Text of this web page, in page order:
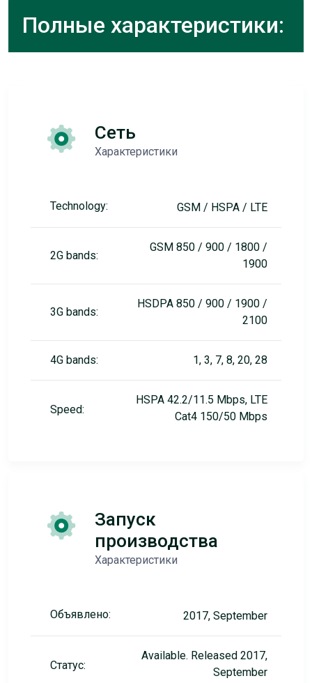
Полные характеристики:
Сеть
Характеристики
Technology: GSM / HSPA / LTE
2G bands:
GSM 850 / 900 / 1800 /
1900
3G bands:
HSDPA 850 / 900 / 1900 /
2100
4G bands: 1, 3, 7, 8, 20, 28
Speed:
HSPA 42.2/11.5 Mbps, LTE
Cat4 150/50 Mbps
Запуск
производства
Характеристики
Объявлено: 2017, September
Статус:
Available. Released 2017,
September